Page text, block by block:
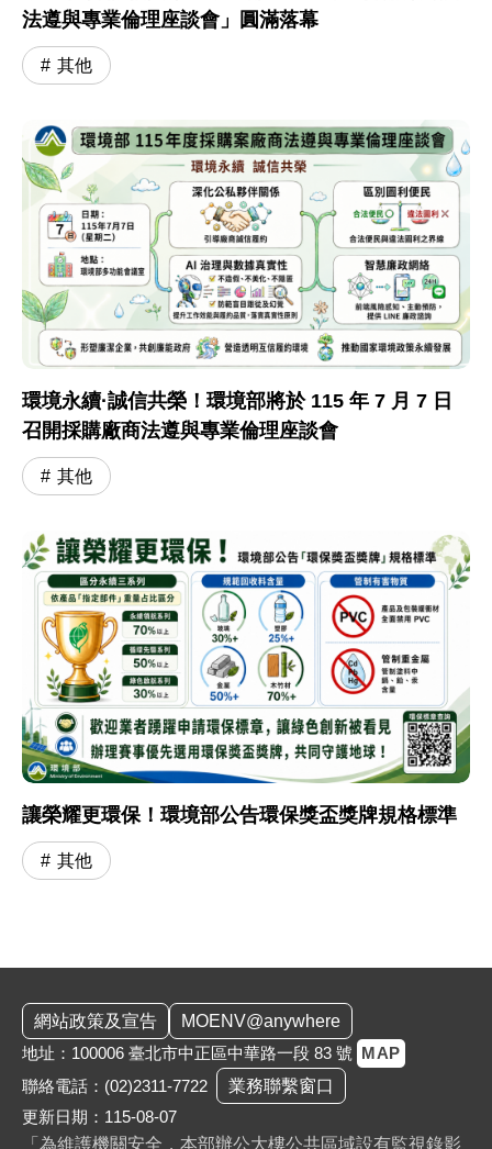
法遵與專業倫理座談會」圓滿落幕
其他
環境永續·誠信共榮！環境部將於 115 年 7 月 7 日
召開採購廠商法遵與專業倫理座談會
其他
讓榮耀更環保！環境部公告環保獎盃獎牌規格標準
其他
網站政策及宣告
MOENV@anywhere
地址：100006 臺北市中正區中華路一段 83 號 MAP
聯絡電話： (02)2311-7722
業務聯繫窗口
更新日期：115-08-07
「為維護機關安全，本部辦公大樓公共區域設有監視錄影